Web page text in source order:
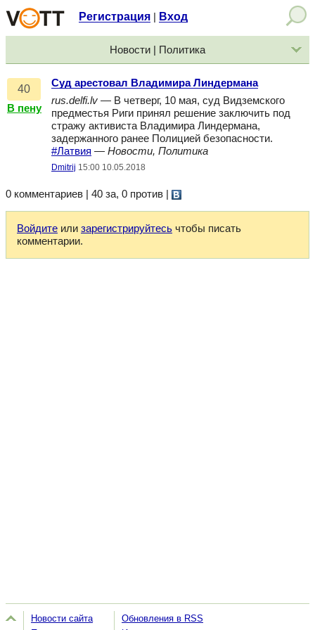
Регистрация Вход
Новости | Политика
40
В пену
Суд арестовал Владимира Линдермана
rus.delfi.lv — В четверг, 10 мая, суд Видземского
предместья Риги принял решение заключить под
стражу активиста Владимира Линдермана,
задержанного ранее Полицией безопасности.
#Латвия — Новости, Политика
Dmitrij 15:00 10.05.2018
0 комментариев | 40 за, 0 против
Войдите или зарегистрируйтесь чтобы писать
комментарии.
Новости сайта
Обновления в RSS